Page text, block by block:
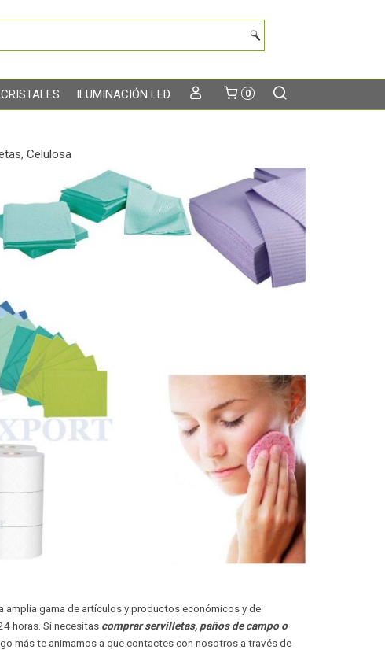
ILUMINACIÓN LED 0
Celulosa
amplia gama de artículos y productos económicos y de
horas. Si necesitas comprar servilletas, paños de campo o
más te animamos a que contactes con nosotros a través de